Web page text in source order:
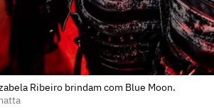
Ribeiro brindam com Blue Moon.